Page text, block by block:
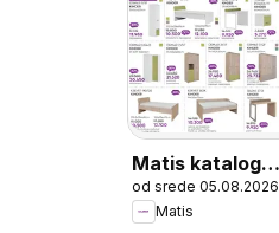
Matis katalog
Outlet proizvodi
-30%
od srede 05.08.2026
Matis